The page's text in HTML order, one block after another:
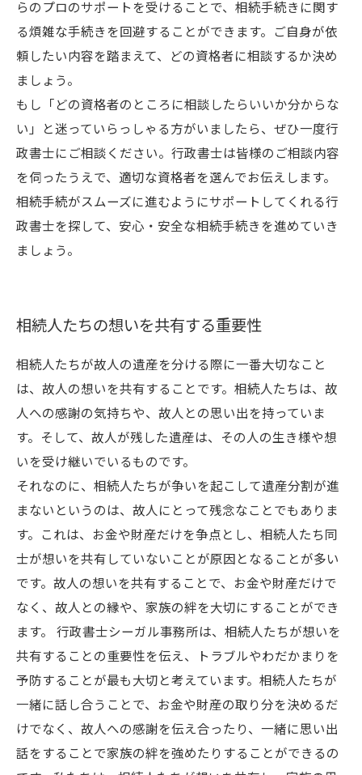
らのプロのサポートを受けることで、相続手続きに関す
る煩雑な手続きを回避することができます。ご自身が依
頼したい内容を踏まえて、どの資格者に相談するか決め
ましょう。
もし「どの資格者のところに相談したらいいか分からな
い」と迷っていらっしゃる方がいましたら、ぜひ一度行
政書士にご相談ください。行政書士は皆様のご相談内容
を伺ったうえで、適切な資格者を選んでお伝えします。
相続手続がスムーズに進むようにサポートしてくれる行
政書士を探して、安心・安全な相続手続きを進めていき
ましょう。
相続人たちの想いを共有する重要性
相続人たちが故人の遺産を分ける際に一番大切なこと
は、故人の想いを共有することです。相続人たちは、故
人への感謝の気持ちや、故人との思い出を持っていま
す。そして、故人が残した遺産は、その人の生き様や想
いを受け継いでいるものです。
それなのに、相続人たちが争いを起こして遺産分割が進
まないというのは、故人にとって残念なことでもありま
す。これは、お金や財産だけを争点とし、相続人たち同
士が想いを共有していないことが原因となることが多い
です。故人の想いを共有することで、お金や財産だけで
なく、故人との縁や、家族の絆を大切にすることができ
ます。 行政書士シーガル事務所は、相続人たちが想いを
共有することの重要性を伝え、トラブルやわだかまりを
予防することが最も大切と考えています。相続人たちが
一緒に話し合うことで、お金や財産の取り分を決めるだ
けでなく、故人への感謝を伝え合ったり、一緒に思い出
話をすることで家族の絆を強めたりすることができるの